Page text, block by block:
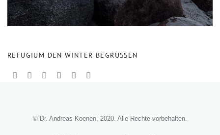
REFUGIUM DEN WINTER BEGRÜSSEN
© Dr. Andreas Koenen, 2020. Alle Rechte vorbehalten.